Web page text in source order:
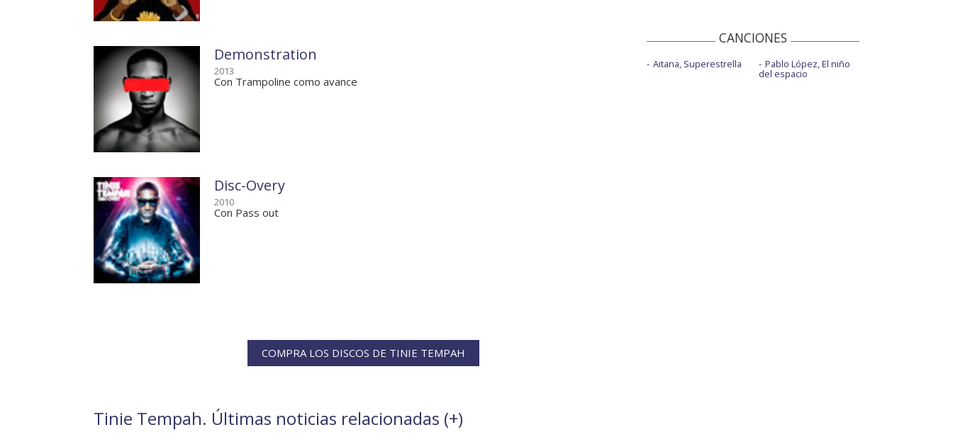
Demonstration
2013
Con Trampoline como avance
Disc-Overy
2010
Con Pass out
COMPRA LOS DISCOS DE TINIE TEMPAH
Tinie Tempah. Últimas noticias relacionadas (+)
CANCIONES
Aitana, Superestrella Pablo López, El niño
del espacio